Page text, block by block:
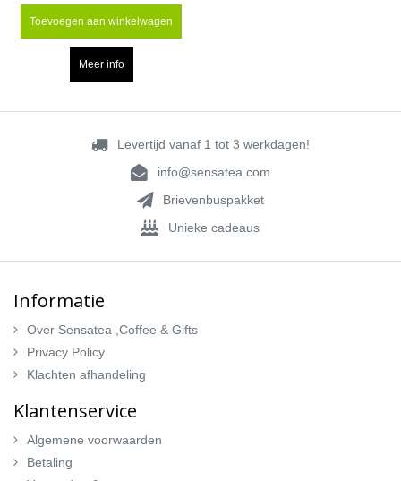
Toevoegen aan winkelwagen
Meer info
Levertijd vanaf 1 tot 3 werkdagen!
info@sensatea.com
Brievenbuspakket
Unieke cadeaus
Informatie
Over Sensatea ,Coffee & Gifts
Privacy Policy
Klachten afhandeling
Klantenservice
Algemene voorwaarden
Betaling